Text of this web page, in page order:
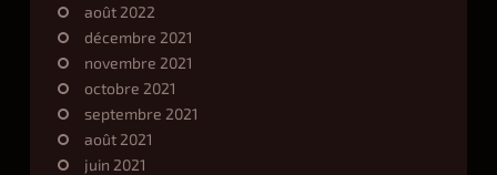
août 2022
décembre 2021
novembre 2021
octobre 2021
septembre 2021
août 2021
juin 2021